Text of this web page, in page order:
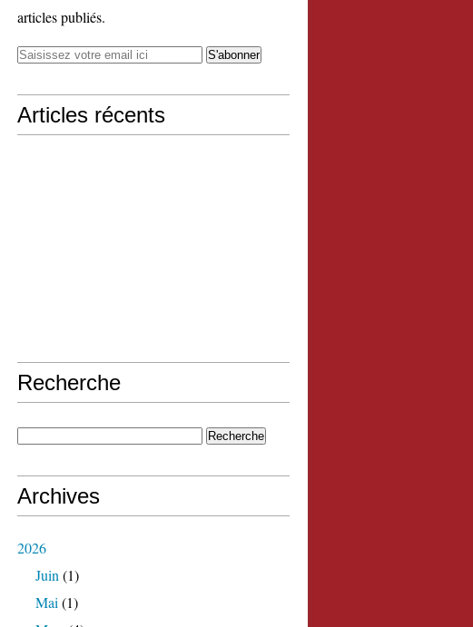
articles publiés.
Articles récents
Recherche
Archives
2026
Juin (1)
Mai (1)